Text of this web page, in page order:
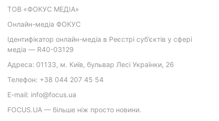
ТОВ «ФОКУС МЕДІА»
Онлайн-медіа ФОКУС
Ідентифікатор онлайн-медіа в Реєстрі суб’єктів у сфері
медіа — R40-03129
Адреса: 01133, м. Київ, бульвар Лесі Українки, 26
Телефон: +38 044 207 45 54
E-mail: info@focus.ua
FOCUS.UA — більше ніж просто новини.